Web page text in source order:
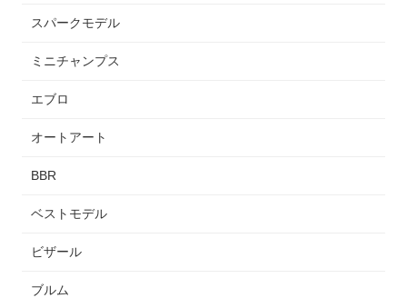
スパークモデル
ミニチャンプス
エブロ
オートアート
BBR
ベストモデル
ビザール
ブルム